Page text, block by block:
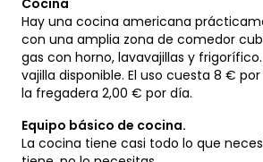
Hay una cocina americana
con una amplia zona de comedor
gas con horno, lavavajillas y
vajilla disponible. El uso cuesta 8 €
la fregadera 2,00 € por día.
Equipo básico de cocina.
La cocina tiene casi todo lo que